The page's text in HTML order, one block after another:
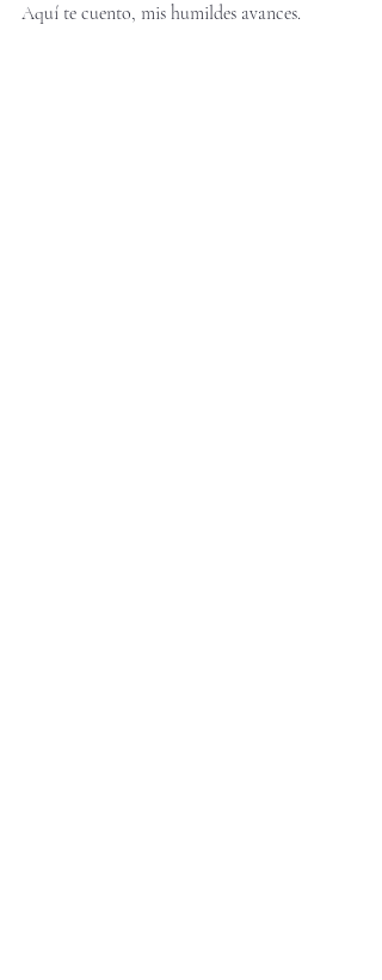
Aquí te cuento, mis humildes avances.